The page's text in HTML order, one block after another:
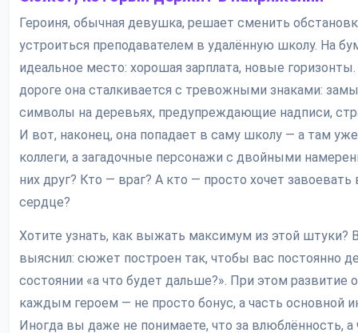
Героиня, обычная девушка, решает сменить
устроиться преподавателем в удалённую школу. На
идеальное место: хорошая зарплата, новые
дороге она сталкивается с тревожными знаками:
символы на деревьях, предупреждающие надписи,
И вот, наконец, она попадает в саму школу — а там
коллеги, а загадочные персонажи с двойными
них друг? Кто — враг? А кто — просто хочет
сердце?
Хотите узнать, как выжать максимум из этой штуки?
выяснил: сюжет построен так, чтобы вас постоянно
состоянии «а что будет дальше?». При этом развитие
каждым героем — не просто бонус, а часть основной
Иногда вы даже не понимаете, что за влюблённость, а